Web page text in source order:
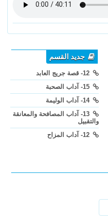
جديد القسم
14- آداب الوليمة
13- آداب المصافحة والمعانقة
والتقبيل